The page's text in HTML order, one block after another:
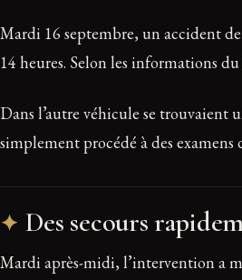
Mardi 16 septembre, un accident
14 heures. Selon les informations du
Dans l’autre véhicule se trouvaient
simplement procédé à des
Des secours
Mardi après-midi, l’intervention a